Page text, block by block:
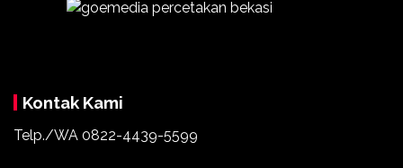
Kontak Kami
Telp./WA 0822-4439-5599